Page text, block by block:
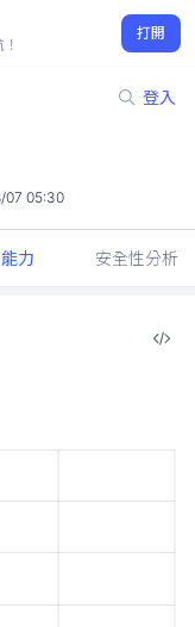
打開
登入
07 05:30
力 安全性分析